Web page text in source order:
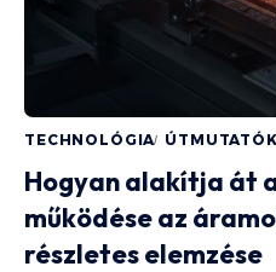
TECHNOLÓGIA ÚTMUTATÓK
Hogyan alakítja át
működése az
részletes elemzése